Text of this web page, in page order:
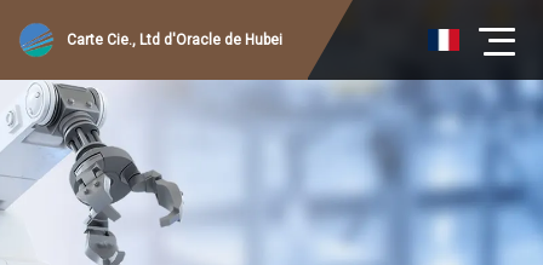
Carte Cie., Ltd d'Oracle de Hubei